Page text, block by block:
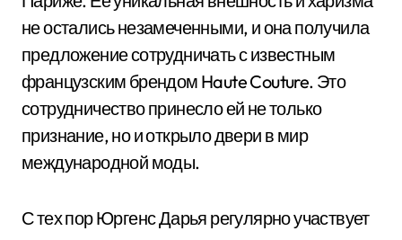
не остались незамеченными, и она получила
предложение сотрудничать с известным
французским брендом Haute Couture. Это
сотрудничество принесло ей не только
признание, но и открыло двери в мир
международной моды.
С тех пор Юргенс Дарья регулярно участвует